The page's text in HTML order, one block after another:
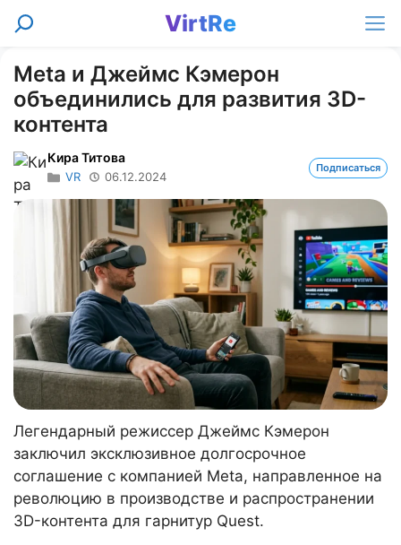
Перейти
VirtRe
Поиск
Meta и Джеймс Кэмерон
объединились для развития 3D-
контента
Кира Титова
VR 06.12.2024
Подписаться
Легендарный режиссер Джеймс Кэмерон
заключил эксклюзивное долгосрочное
соглашение с компанией Meta, направленное на
революцию в производстве и распространении
3D-контента для гарнитур Quest.